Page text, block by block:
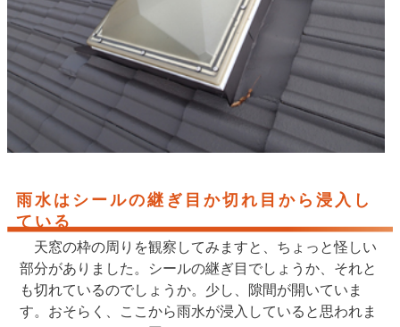
雨水はシールの継ぎ目か切れ目から浸入し
ている
天窓の枠の周りを観察してみますと、ちょっと怪しい
部分がありました。シールの継ぎ目でしょうか、それと
も切れているのでしょうか。少し、隙間が開いていま
す。おそらく、ここから雨水が浸入していると思われま